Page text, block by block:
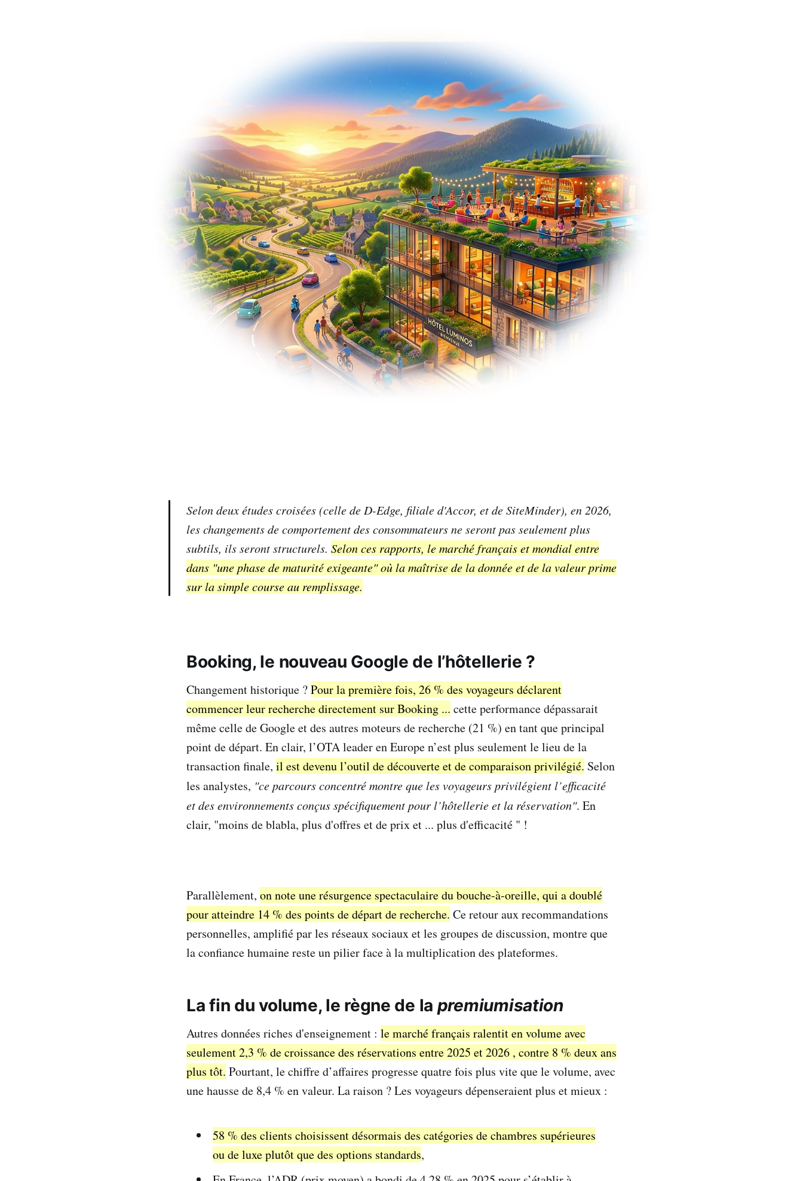
Selon deux études croisées (celle de D-Edge, filiale d'Accor, et de SiteMinder), en 2026,
les changements de comportement des consommateurs ne seront pas seulement plus
subtils, ils seront structurels. Selon ces rapports, le marché français et mondial entre
dans "une phase de maturité exigeante" où la maîtrise de la donnée et de la valeur prime
sur la simple course au remplissage.
Booking, le nouveau Google de l’hôtellerie ?
Changement historique ?Pour la première fois, 26 % des voyageurs déclarent
commencer leur recherche directement sur Booking ... cette performance dépassarait
même celle de Google et des autres moteurs de recherche (21 %) en tant que principal
point de départ. En clair, l’OTA leader en Europe n’est plus seulement le lieu de la
transaction finale, il est devenu l’outil de découverte et de comparaison privilégié. Selon
les analystes, "ce parcours concentré montre que les voyageurs privilégient l’efficacité
et des environnements conçus spécifiquement pour l’hôtellerie et la réservation". En
clair, "moins de blabla, plus d'offres et de prix et ... plus d'efficacité " !
Parallèlement, on note une résurgence spectaculaire du bouche-à-oreille, qui a doublé
pour atteindre 14 % des points de départ de recherche. Ce retour aux recommandations
personnelles, amplifié par les réseaux sociaux et les groupes de discussion, montre que
la confiance humaine reste un pilier face à la multiplication des plateformes.
La fin du volume, le règne de la premiumisation
Autres données riches d'enseignement : le marché français ralentit en volume avec
seulement 2,3 % de croissance des réservations entre 2025 et 2026 , contre 8 % deux ans
plus tôt. Pourtant, le chiffre d’affaires progresse quatre fois plus vite que le volume, avec
une hausse de 8,4 % en valeur. La raison ? Les voyageurs dépenseraient plus et mieux :
58 % des clients choisissent désormais des catégories de chambres supérieures
ou de luxe plutôt que des options standards,